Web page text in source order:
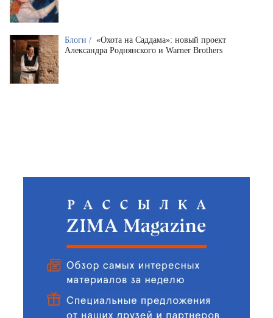
Блоги / «Охота на Саддама»: новый проект
Александра Роднянского и Warner Brothers